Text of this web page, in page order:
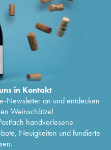
in Kontakt
Newsletter an und entdecken
Weinschätze!
handverlesene
Neuigkeiten und fundierte